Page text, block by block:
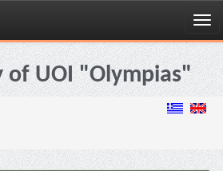
of UOI "Olympias"